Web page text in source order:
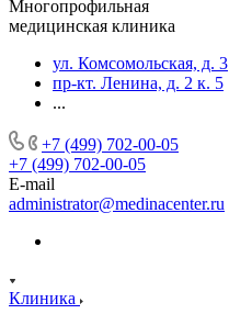
Многопрофильная
медицинская клиника
ул. Комсомольская, д. 3
пр-кт. Ленина, д. 2 к. 5
...
+7 (499) 702-00-05
+7 (499) 702-00-05
E-mail
administrator@medinacenter.ru
Клиника